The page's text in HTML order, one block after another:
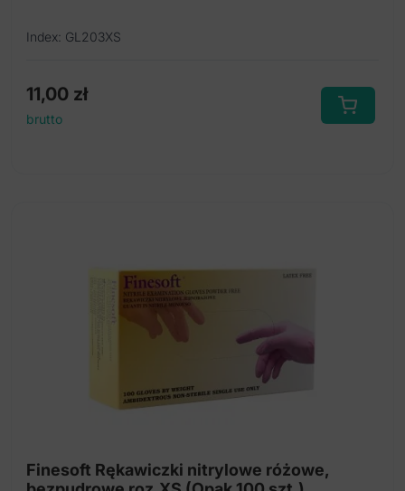
Index: GL203XS
11,00 zł
brutto
Finesoft Rękawiczki nitrylowe różowe,